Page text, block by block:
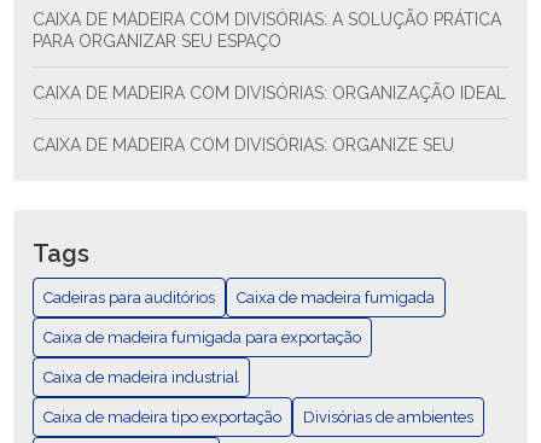
CAIXA DE MADEIRA COM DIVISÓRIAS: A SOLUÇÃO PRÁTICA
PARA ORGANIZAR SEU ESPAÇO
CAIXA DE MADEIRA COM DIVISÓRIAS: ORGANIZAÇÃO IDEAL
CAIXA DE MADEIRA COM DIVISÓRIAS: ORGANIZE SEU
PARA ORGANIZAR SEU ESPAÇO
CAIXA DE MADEIRA EXPORTAÇÃO: COMO ESCOLHER E AS
MELHORES PRÁTICAS
CAIXA DE MADEIRA EXPORTAÇÃO: GUÍA COMPLETA
CAIXA DE MADEIRA FUMIGADA PARA EXPORTAÇÃO
Tags
Cadeiras para auditórios Caixa de madeira fumigada
Caixa de madeira fumigada para exportação
Caixa de madeira industrial
Caixa de madeira tipo exportação Divisórias de ambientes